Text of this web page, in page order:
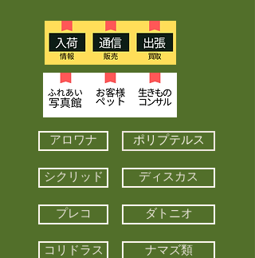
アロワナ ポリプテルス
シクリッド ディスカス
プレコ ダトニオ
コリドラス ナマズ類